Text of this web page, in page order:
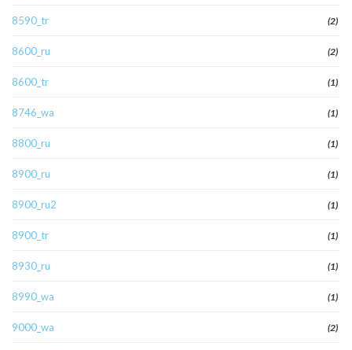
8590_tr (2)
8600_ru (2)
8600_tr (1)
8746_wa (1)
8800_ru (1)
8900_ru (1)
8900_ru2 (1)
8900_tr (1)
8930_ru (1)
8990_wa (1)
9000_wa (2)